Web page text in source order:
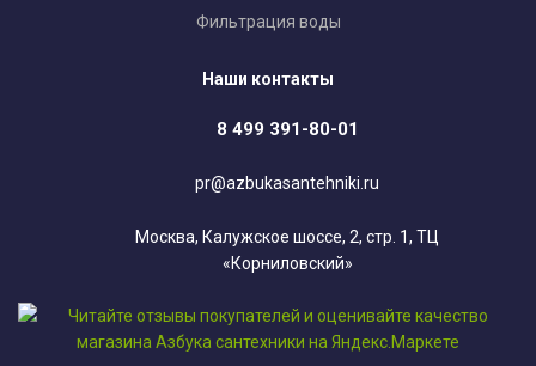
Фильтрация воды
Наши контакты
8 499 391-80-01
pr@azbukasantehniki.ru
Москва, Калужское шоссе, 2, стр. 1, ТЦ
«Корниловский»